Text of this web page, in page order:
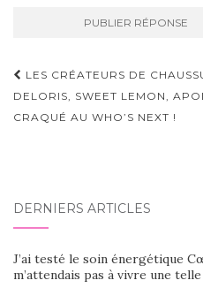
Navigation
d'article
LES CRÉATEURS DE
DELORIS, SWEET LEMON,
CRAQUÉ AU WHO’S NEXT !
DERNIERS ARTICLES
J’ai testé le soin énergétique
m’attendais pas à vivre une